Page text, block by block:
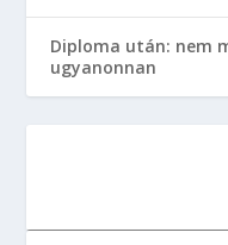
Diploma után: nem
ugyanonnan